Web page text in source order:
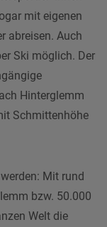
mit eigenen
abreisen. Auch
Ski möglich. Der
Hinterglemm
Schmittenhöhe
Mit rund
bzw. 50.000
Welt die